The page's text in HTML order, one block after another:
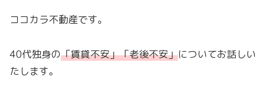
ココカラ不動産です。
40代独身の「賃貸不安」「老後不安」についてお話しい
たします。